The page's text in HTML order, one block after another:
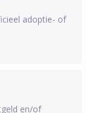
adoptie- of
en/of